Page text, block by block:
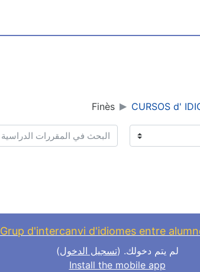
CURSOS d'
Finès
البحث في المقررات الدراسية
Grup d'intercanvi d'idiomes entre
لم يتم دخولك. (تسجيل الدخول)
Install the mobile app